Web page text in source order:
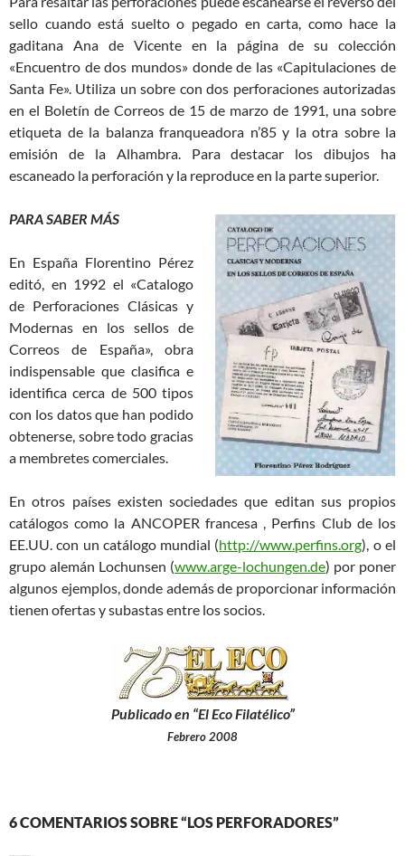
sello cuando está suelto o pegado en carta, como hace la
gaditana Ana de Vicente en la página de su colección
«Encuentro de dos mundos» donde de las «Capitulaciones de
Santa Fe». Utiliza un sobre con dos perforaciones autorizadas
en el Boletín de Correos de 15 de marzo de 1991, una sobre
etiqueta de la balanza franqueadora n’85 y la otra sobre la
emisión de la Alhambra. Para destacar los dibujos ha
escaneado la perforación y la reproduce en la parte superior.
PARA SABER MÁS
En España Florentino Pérez
editó, en 1992 el «Catalogo
de Perforaciones Clásicas y
Modernas en los sellos de
Correos de España», obra
indispensable que clasifica e
identifica cerca de 500 tipos
con los datos que han podido
obtenerse, sobre todo gracias
a membretes comerciales.
En otros países existen sociedades que editan sus propios
catálogos como la ANCOPER francesa , Perfins Club de los
EE.UU. con un catálogo mundial (http://www.perfins.org), o el
grupo alemán Lochunsen (www.arge-lochungen.de) por poner
algunos ejemplos, donde además de proporcionar información
tienen ofertas y subastas entre los socios.
Publicado en “El Eco Filatélico”
Febrero 2008
6 COMENTARIOS SOBRE “LOS PERFORADORES”